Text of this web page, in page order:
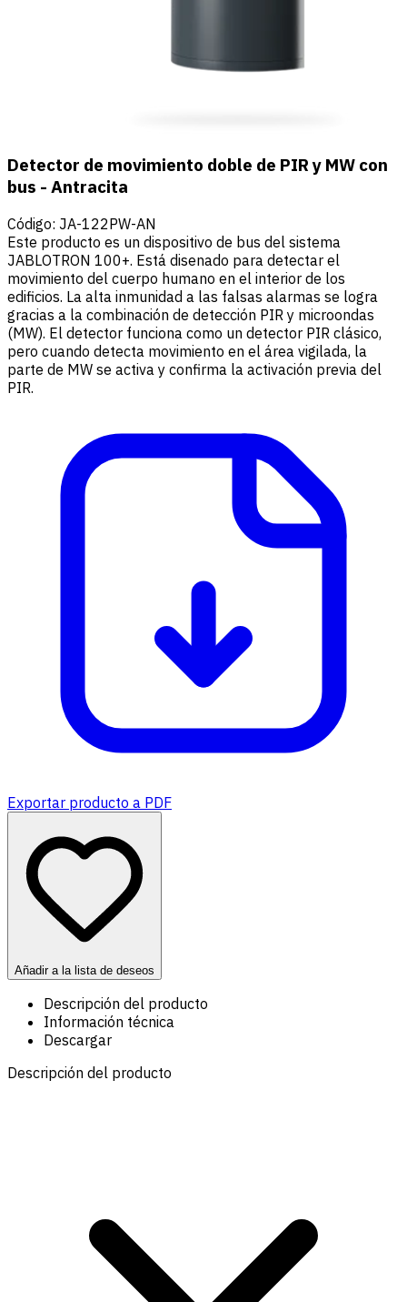
Detector de movimiento doble de PIR y MW con
bus - Antracita
Código: JA-122PW-AN
Este producto es un dispositivo de bus del sistema
JABLOTRON 100+. Está disenado para detectar el
movimiento del cuerpo humano en el interior de los
edificios. La alta inmunidad a las falsas alarmas se logra
gracias a la combinación de detección PIR y microondas
(MW). El detector funciona como un detector PIR clásico,
pero cuando detecta movimiento en el área vigilada, la
parte de MW se activa y confirma la activación previa del
PIR.
Exportar producto a PDF
Añadir a la lista de deseos
Descripción del producto
Información técnica
Descargar
Descripción del producto